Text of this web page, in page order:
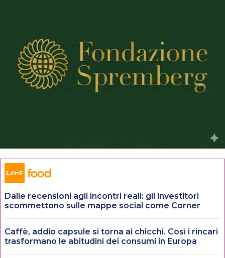
Dalle recensioni agli incontri reali: gli investitori
scommettono sulle mappe social come Corner
Caffè, addio capsule si torna ai chicchi. Così i rincari
trasformano le abitudini dei consumi in Europa